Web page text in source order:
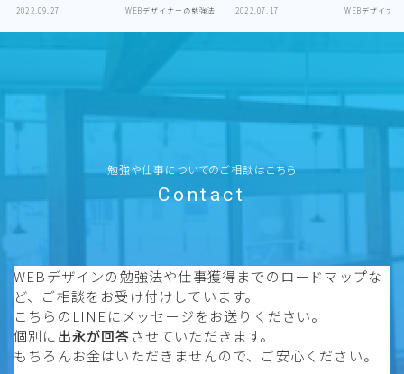
2022.09.27 WEBデザイナーの勉強法 2022.07.17 WEBデザイナ
勉強や仕事についてのご相談はこちら
Contact
WEBデザインの勉強法や仕事獲得までのロードマップな
ど、ご相談をお受け付けしています。
こちらのLINEにメッセージをお送りください。
個別に出永が回答させていただきます。
もちろんお金はいただきませんので、ご安心ください。